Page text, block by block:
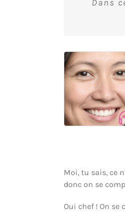
Dans
Moi, tu sais, ce
donc on se
Oui chef ! On se